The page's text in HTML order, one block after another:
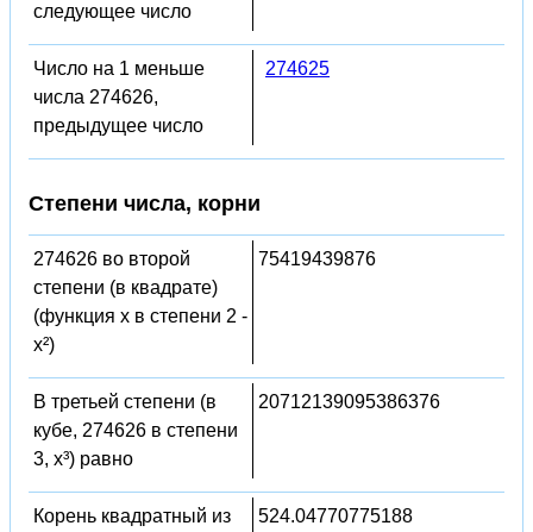
следующее число
Число на 1 меньше
числа 274626,
предыдущее число
274625
Степени числа, корни
274626 во второй
степени (в квадрате)
(функция x в степени 2 -
x²)
75419439876
В третьей степени (в
кубе, 274626 в степени
3, x³) равно
20712139095386376
Корень квадратный из
524.04770775188